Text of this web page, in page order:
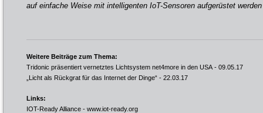
auf einfache Weise mit intelligenten IoT-Sensoren aufgerüstet
Weitere Beiträge zum Thema:
Tridonic präsentiert vernetztes Lichtsystem net4more in den USA - 09.05.17
„Licht als Rückgrat für das Internet der Dinge“ - 22.03.17
Links:
IOT-Ready Alliance - www.iot-ready.org